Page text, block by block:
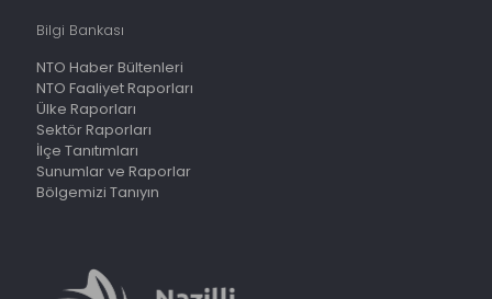
Bilgi Bankası
NTO Haber Bültenleri
NTO Faaliyet Raporları
Ülke Raporları
Sektör Raporları
İlçe Tanıtımları
Sunumlar ve Raporlar
Bölgemizi Tanıyın